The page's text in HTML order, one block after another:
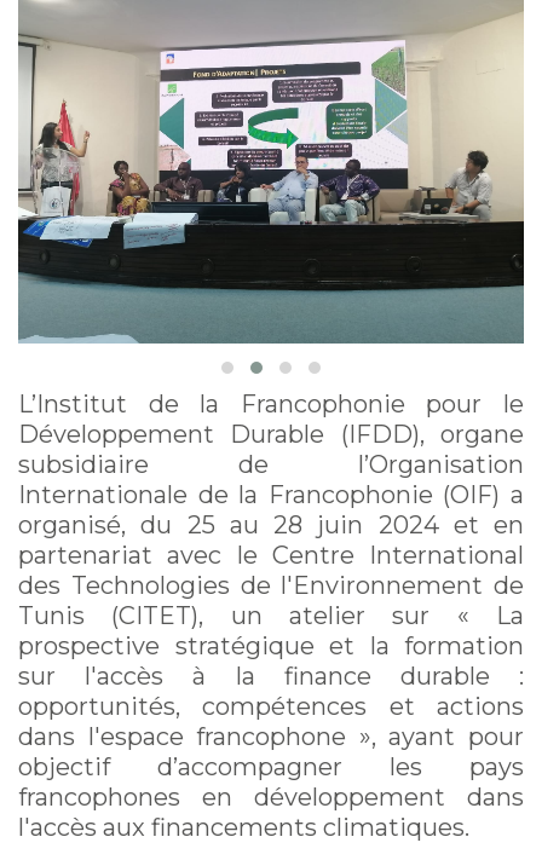
actions dans l'espace
francophone
L’Institut de la Francophonie pour le
Développement Durable (IFDD), organe
subsidiaire de l’Organisation
Internationale de la Francophonie (OIF) a
organisé, du 25 au 28 juin 2024 et en
partenariat avec le Centre International
des Technologies de l'Environnement de
Tunis (CITET), un atelier sur « La
prospective stratégique et la formation
sur l'accès à la finance durable :
opportunités, compétences et actions
dans l'espace francophone », ayant pour
objectif d’accompagner les pays
francophones en développement dans
l'accès aux financements climatiques.